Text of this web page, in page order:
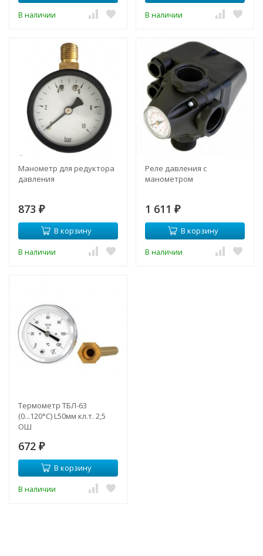
В наличии В наличии
Манометр для редуктора
давления
873 ₽
В корзину
В наличии
Реле давления с
манометром
1 611 ₽
В корзину
В наличии
Термометр ТБЛ-63
(0...120°С) L50мм кл.т. 2,5
ОШ
672 ₽
В корзину
В наличии